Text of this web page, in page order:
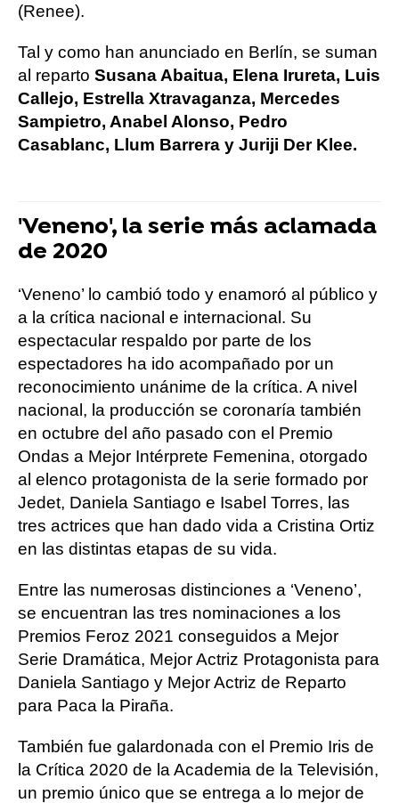
(Renee).
Tal y como han anunciado en Berlín, se suman
al reparto Susana Abaitua, Elena Irureta, Luis
Callejo, Estrella Xtravaganza, Mercedes
Sampietro, Anabel Alonso, Pedro
Casablanc, Llum Barrera y Juriji Der Klee.
'Veneno', la serie más aclamada
de 2020
‘Veneno’ lo cambió todo y enamoró al público y
a la crítica nacional e internacional. Su
espectacular respaldo por parte de los
espectadores ha ido acompañado por un
reconocimiento unánime de la crítica. A nivel
nacional, la producción se coronaría también
en octubre del año pasado con el Premio
Ondas a Mejor Intérprete Femenina, otorgado
al elenco protagonista de la serie formado por
Jedet, Daniela Santiago e Isabel Torres, las
tres actrices que han dado vida a Cristina Ortiz
en las distintas etapas de su vida.
Entre las numerosas distinciones a ‘Veneno’,
se encuentran las tres nominaciones a los
Premios Feroz 2021 conseguidos a Mejor
Serie Dramática, Mejor Actriz Protagonista para
Daniela Santiago y Mejor Actriz de Reparto
para Paca la Piraña.
También fue galardonada con el Premio Iris de
la Crítica 2020 de la Academia de la Televisión,
un premio único que se entrega a lo mejor de